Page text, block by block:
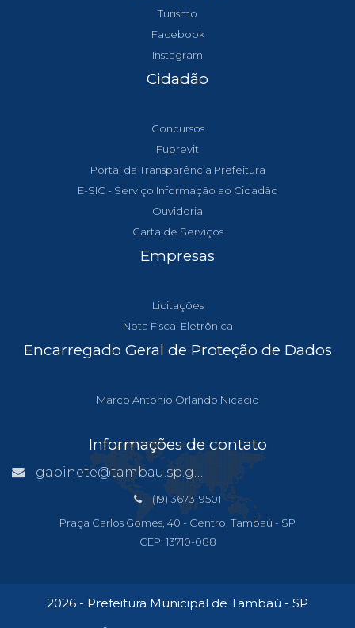
Turismo
Facebook
Instagram
Cidadão
Concursos
Fuprevit
Portal da Transparência Prefeitura
E-SIC - Serviço Informação ao Cidadão
Ouvidoria
Carta de Serviços
Empresas
Licitações
Nota Fiscal Eletrônica
Encarregado Geral de Proteção de Dados
Marco Antonio Orlando Nicacio
Informações de contato
gabinete@tambau.sp.gov.br
(19) 3673-9501
Praça Carlos Gomes, 40 - Centro, Tambaú - SP
CEP: 13710-088
2026 - Prefeitura Municipal de Tambaú - SP